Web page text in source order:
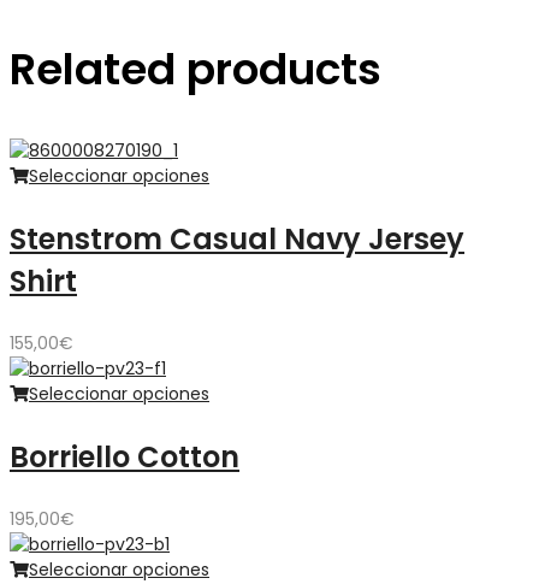
Related products
Seleccionar opciones
Stenstrom Casual Navy Jersey
Shirt
155,00€
Seleccionar opciones
Borriello Cotton
195,00€
Seleccionar opciones